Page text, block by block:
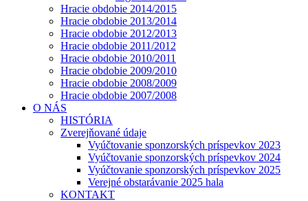
Hracie obdobie 2014/2015
Hracie obdobie 2013/2014
Hracie obdobie 2012/2013
Hracie obdobie 2011/2012
Hracie obdobie 2010/2011
Hracie obdobie 2009/2010
Hracie obdobie 2008/2009
Hracie obdobie 2007/2008
O NÁS
HISTÓRIA
Zverejňované údaje
Vyúčtovanie sponzorských príspevkov 2023
Vyúčtovanie sponzorských príspevkov 2024
Vyúčtovanie sponzorských príspevkov 2025
Verejné obstarávanie 2025 hala
KONTAKT